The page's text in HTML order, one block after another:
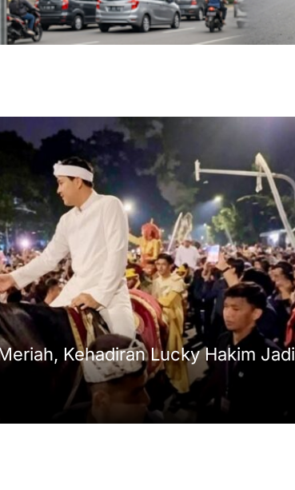
Kehadiran Lucky Hakim Jadi